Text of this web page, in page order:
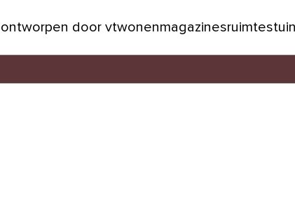
ontworpen door vtwonenmagazinesruimtestuin